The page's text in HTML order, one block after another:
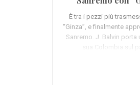
È tra i pezzi più
“Ginza”, e finalmente
Sanremo. J. Balvin porta
sua Colombia sul